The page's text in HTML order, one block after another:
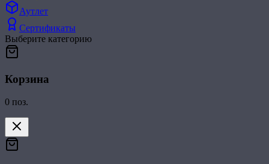
Аутлет
Сертификаты
Выберите категорию
Корзина
0 поз.